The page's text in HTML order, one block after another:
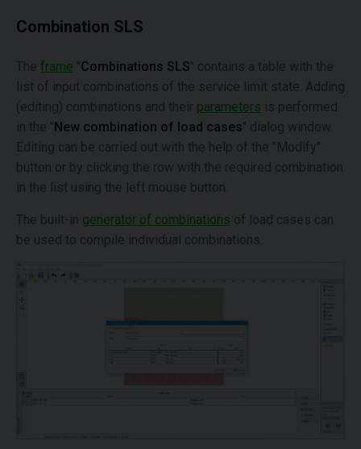
Combination SLS
The frame "Combinations SLS" contains a table with the
list of input combinations of the service limit state. Adding
(editing) combinations and their parameters is performed
in the "New combination of load cases" dialog window.
Editing can be carried out with the help of the "Modify"
button or by clicking the row with the required combination
in the list using the left mouse button.
The built-in generator of combinations of load cases can
be used to compile individual combinations.